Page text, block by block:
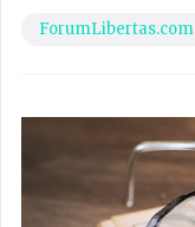
ForumLibertas.com